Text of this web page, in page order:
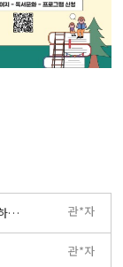
레인보우영동도서관 "아기와 함께하는 책사랑운동(아책사)" 책놀이 강사 모집 관*자
관*자